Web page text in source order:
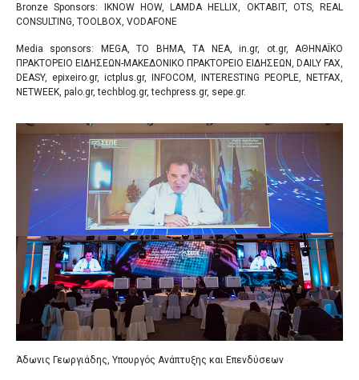
Bronze Sponsors: ΙKNOW HOW, LAMDA HELLIX, OKTABIT, OTS, REAL
CONSULTING, TOOLBOX, VODAFONE
Media sponsors: MEGA, ΤΟ ΒΗΜΑ, TA NEA, in.gr, ot.gr, ΑΘΗΝΑΪΚΟ
ΠΡΑΚΤΟΡΕΙΟ ΕΙΔΗΣΕΩΝ-ΜΑΚΕΔΟΝΙΚΟ ΠΡΑΚΤΟΡΕΙΟ ΕΙΔΗΣΕΩΝ, DAILY FAX,
DEASY, epixeiro.gr, ictplus.gr, INFOCOM, INTERESTING PEOPLE, NETFAX,
NETWEEK, palo.gr, techblog.gr, techpress.gr, sepe.gr.
Άδωνις Γεωργιάδης, Υπουργός Ανάπτυξης και Επενδύσεων